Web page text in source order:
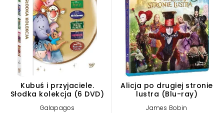
Kubuś i przyjaciele.
Słodka kolekcja (6 DVD)
Galapagos
Alicja po drugiej stronie
lustra (Blu-ray)
James Bobin